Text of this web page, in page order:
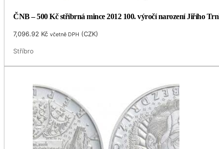
ČNB – 500 Kč stříbrná mince 2012 100. výročí narození Jiřího
7,096.92 Kč včetně DPH (CZK)
Stříbro